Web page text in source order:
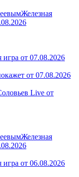
Железная
игра от 07.08.2026
от 07.08.2026
Live от
Железная
игра от 06.08.2026